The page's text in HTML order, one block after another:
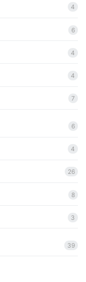
4
6
4
4
7
6
4
26
8
3
39